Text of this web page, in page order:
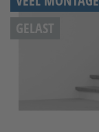
GELAST